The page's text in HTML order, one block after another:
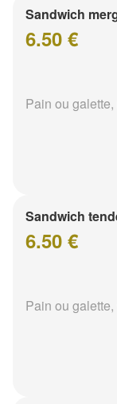
Sandwich
6.50 €
Pain ou
Sandwich
6.50 €
Pain ou